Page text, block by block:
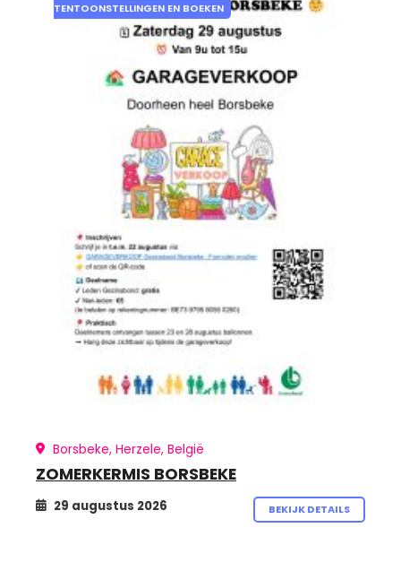
TENTOONSTELLINGEN EN BOEKEN
Borsbeke, Herzele, België
ZOMERKERMIS BORSBEKE
29 augustus 2026 BEKIJK DETAILS